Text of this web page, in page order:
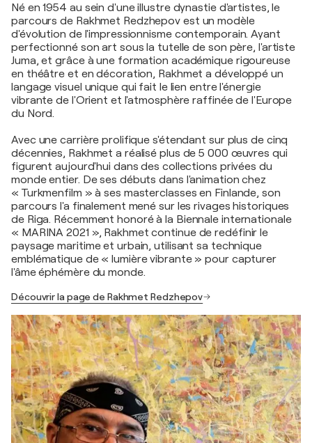
Né en 1954 au sein d'une illustre dynastie d'artistes, le
parcours de Rakhmet Redzhepov est un modèle
d'évolution de l'impressionnisme contemporain. Ayant
perfectionné son art sous la tutelle de son père, l'artiste
Juma, et grâce à une formation académique rigoureuse
en théâtre et en décoration, Rakhmet a développé un
langage visuel unique qui fait le lien entre l'énergie
vibrante de l'Orient et l'atmosphère raffinée de l'Europe
du Nord.
Avec une carrière prolifique s'étendant sur plus de cinq
décennies, Rakhmet a réalisé plus de 5 000 œuvres qui
figurent aujourd'hui dans des collections privées du
monde entier. De ses débuts dans l'animation chez
« Turkmenfilm » à ses masterclasses en Finlande, son
parcours l'a finalement mené sur les rivages historiques
de Riga. Récemment honoré à la Biennale internationale
« MARINA 2021 », Rakhmet continue de redéfinir le
paysage maritime et urbain, utilisant sa technique
emblématique de « lumière vibrante » pour capturer
l'âme éphémère du monde.
Découvrir la page de Rakhmet Redzhepov